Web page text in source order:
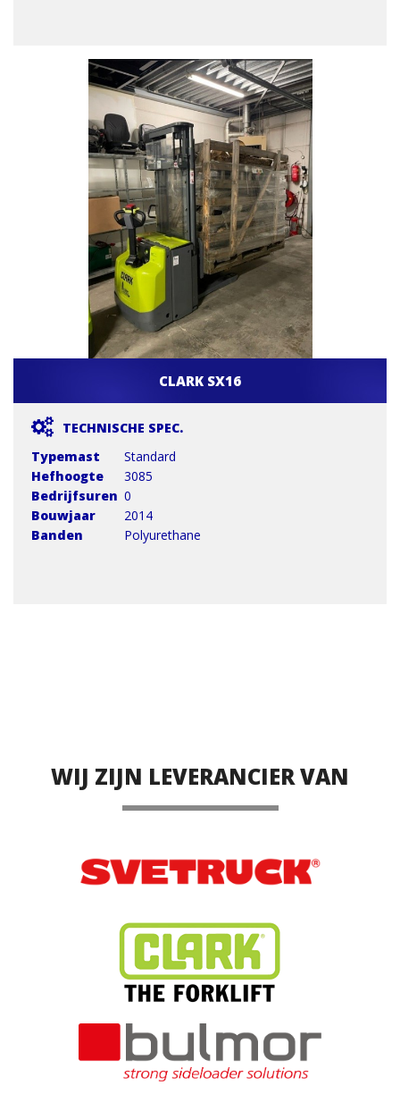
CLARK SX16
TECHNISCHE SPEC.
Typemast
Standard
Hefhoogte
3085
Bedrijfsuren 0
Bouwjaar
2014
Banden
Polyurethane
WIJ ZIJN LEVERANCIER VAN